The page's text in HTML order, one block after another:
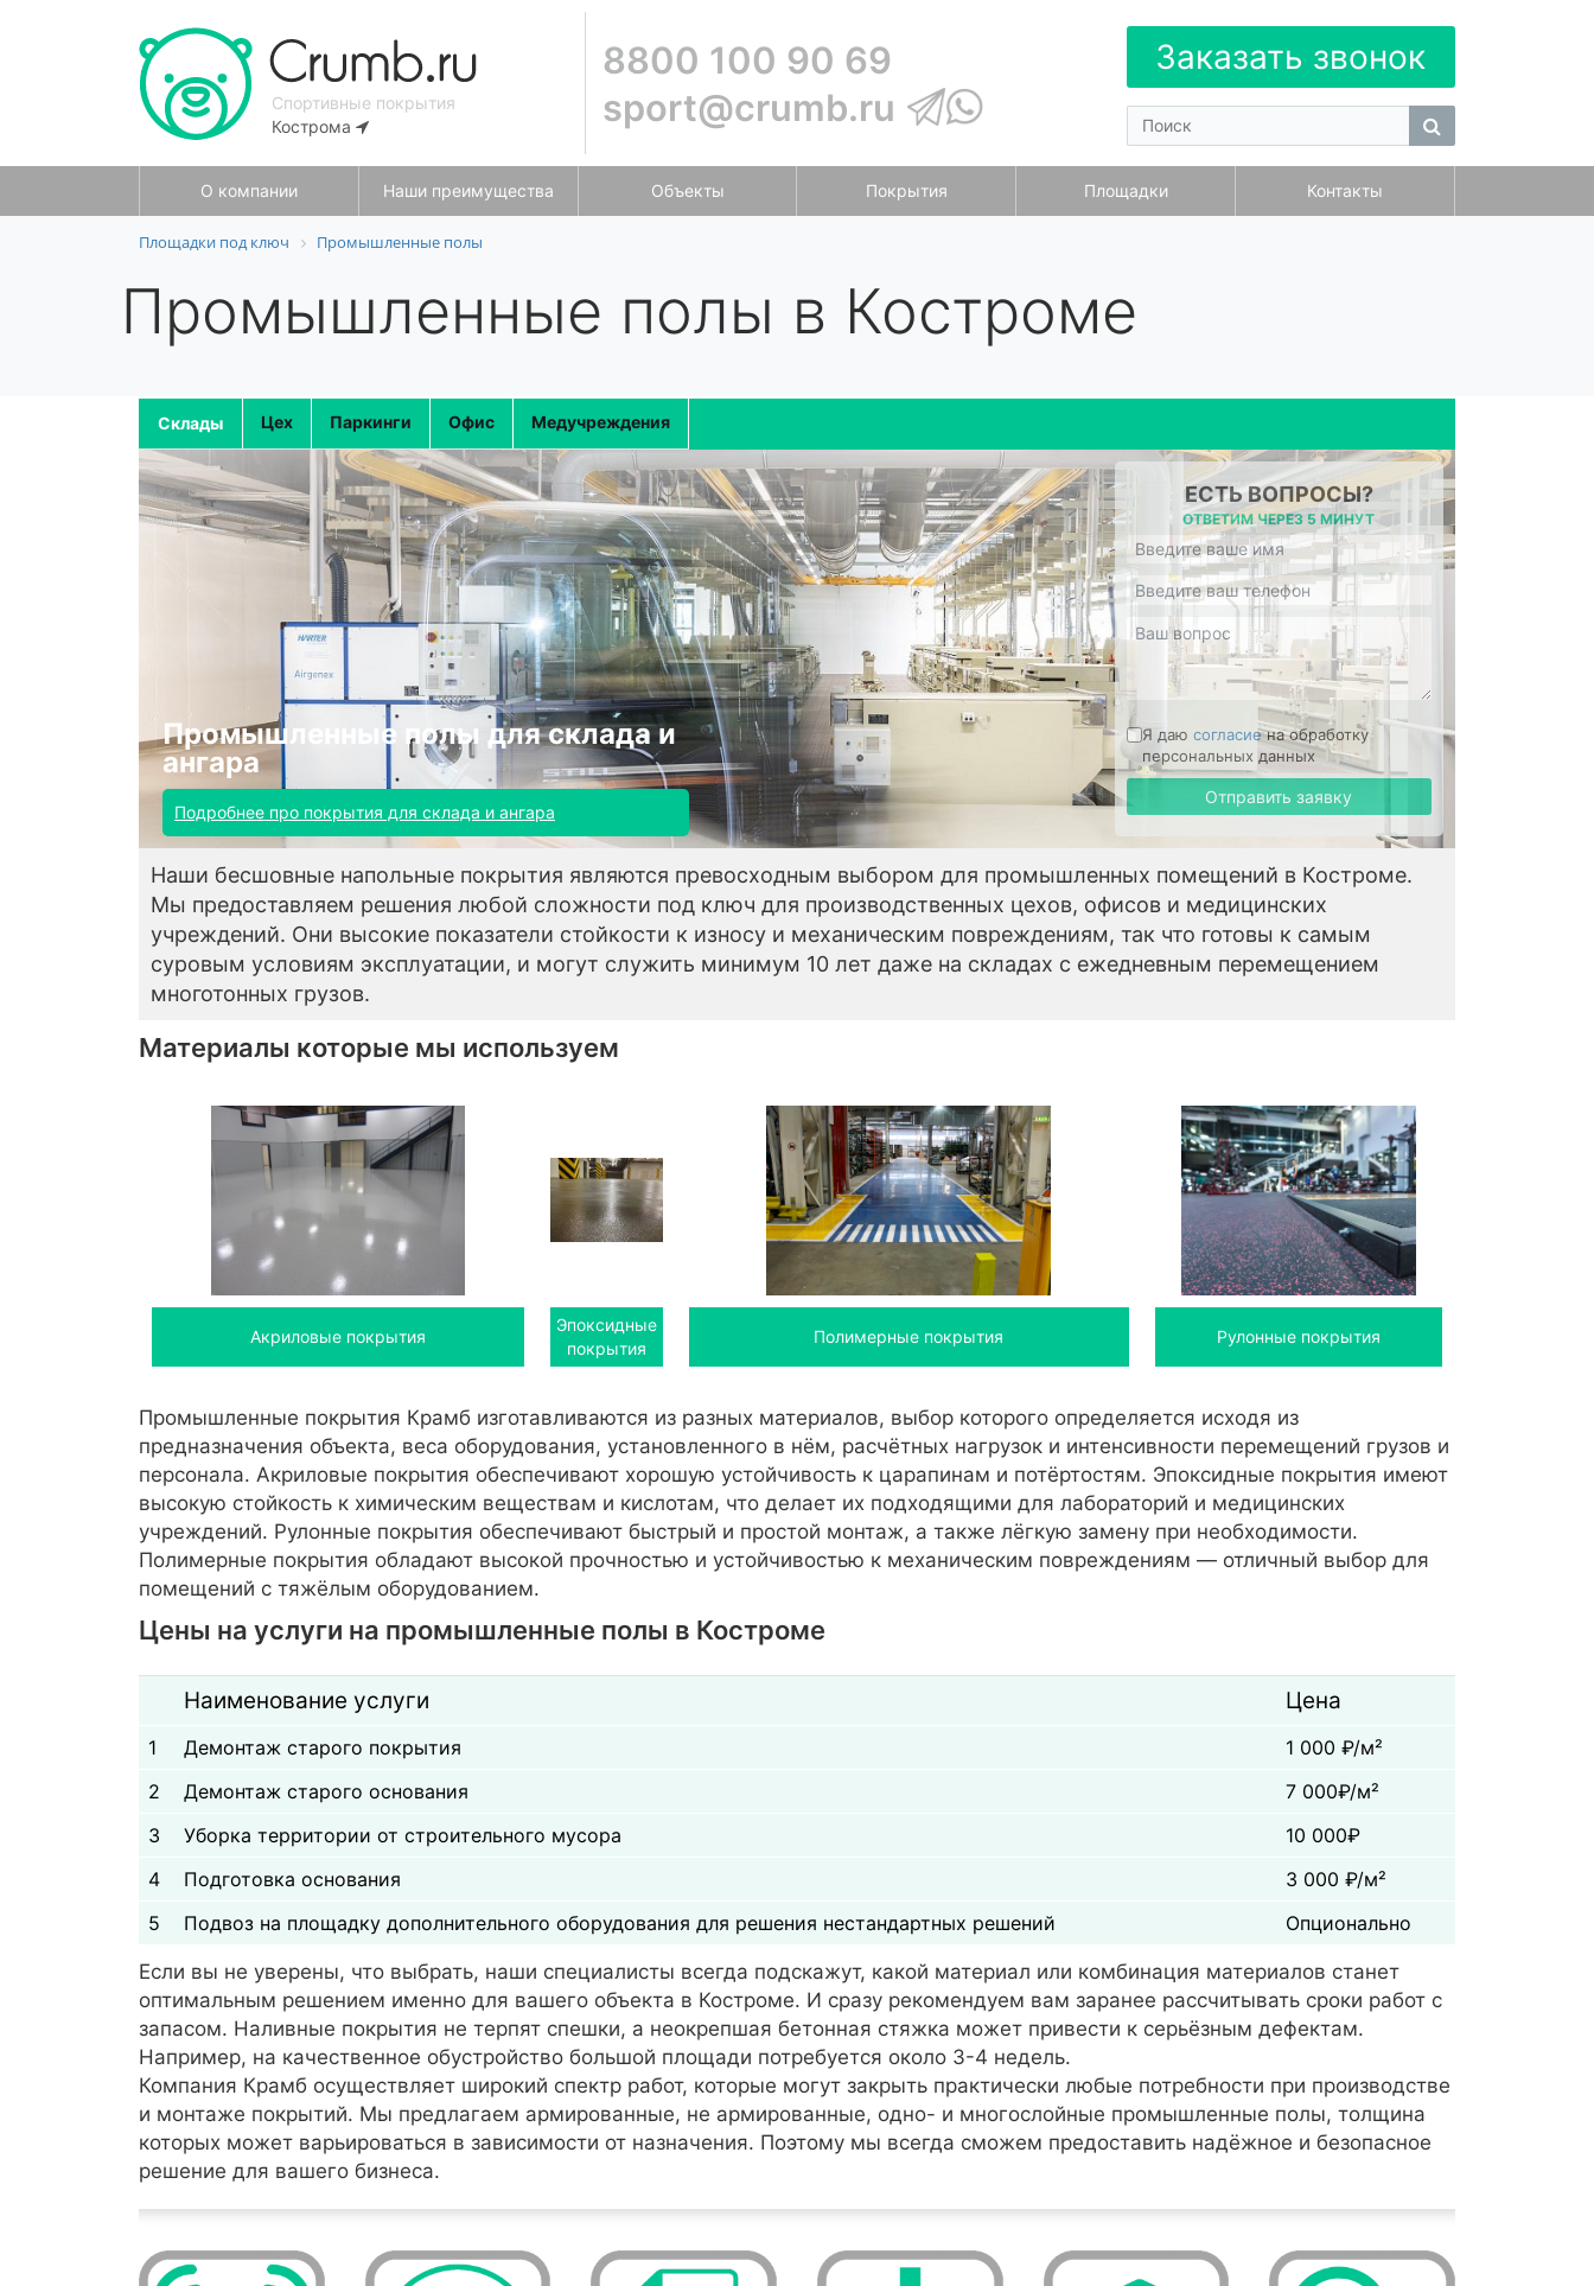
Спортивные покрытия
Кострома
8800 100 90 69
sport@crumb.ru
Заказать звонок
О компании Наши преимущества Объекты Покрытия Площадки Контакты
Площадки под ключ Промышленные полы
Промышленные полы в Костроме
Склады Цех Паркинги Офис Медучреждения
Промышленные полы для склада и
ангара
Подробнее про покрытия для склада и ангара
ЕСТЬ ВОПРОСЫ?
ОТВЕТИМ ЧЕРЕЗ 5 МИНУТ
Я даю согласиена обработку
персональных данных
Отправить заявку
Наши бесшовные напольные покрытия являются превосходным выбором для промышленных помещений в Костроме.
Мы предоставляем решения любой сложности под ключ для производственных цехов, офисов и медицинских
учреждений. Они высокие показатели стойкости к износу и механическим повреждениям, так что готовы к самым
суровым условиям эксплуатации, и могут служить минимум 10 лет даже на складах с ежедневным перемещением
многотонных грузов.
Материалы которые мы используем
Акриловые покрытия
Эпоксидные
покрытия
Полимерные покрытия Рулонные покрытия
Промышленные покрытия Крамб изготавливаются из разных материалов, выбор которого определяется исходя из
предназначения объекта, веса оборудования, установленного в нём, расчётных нагрузок и интенсивности перемещений грузов и
персонала. Акриловые покрытия обеспечивают хорошую устойчивость к царапинам и потёртостям. Эпоксидные покрытия имеют
высокую стойкость к химическим веществам и кислотам, что делает их подходящими для лабораторий и медицинских
учреждений. Рулонные покрытия обеспечивают быстрый и простой монтаж, а также лёгкую замену при необходимости.
Полимерные покрытия обладают высокой прочностью и устойчивостью к механическим повреждениям — отличный выбор для
помещений с тяжёлым оборудованием.
Цены на услуги на промышленные полы в Костроме
Наименование услуги Цена
1 Демонтаж старого покрытия
1 000 ₽/м²
2
Демонтаж старого основания
7 000₽/м²
3
Уборка территории от строительного мусора
10 000₽
4
Подготовка основания
3 000 ₽/м²
5
Подвоз на площадку дополнительного оборудования для решения нестандартных решений Опционально
Если вы не уверены, что выбрать, наши специалисты всегда подскажут, какой материал или комбинация материалов станет
оптимальным решением именно для вашего объекта в Костроме. И сразу рекомендуем вам заранее рассчитывать сроки работ с
запасом. Наливные покрытия не терпят спешки, а неокрепшая бетонная стяжка может привести к серьёзным дефектам.
Например, на качественное обустройство большой площади потребуется около 3-4 недель.
Компания Крамб осуществляет широкий спектр работ, которые могут закрыть практически любые потребности при производстве
и монтаже покрытий. Мы предлагаем армированные, не армированные, одно- и многослойные промышленные полы, толщина
которых может варьироваться в зависимости от назначения. Поэтому мы всегда сможем предоставить надёжное и безопасное
решение для вашего бизнеса.